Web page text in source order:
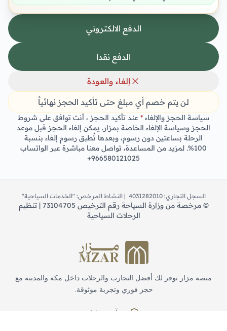
الدفع الالكتروني
الدفع نقدا
إلغاء والعودة
لن يتم خصم أي مبلغ حتى تأكيد الحجز نهائياً
سياسة الحجز والإلغاء * عند تأكيد الحجز ، أنت توافق على شروط
الحجز وسياسة الإلغاء الخاصة بمزار. يمكن إلغاء الحجز قبل موعد
الرحلة بساعتين دون رسوم، وبعدها تُطبق رسوم إلغاء بنسبة
100%. لمزيد من المساعدة، تواصل معنا مباشرة عبر الواتساب
+966580121025
منصة مزار توفر لك أفضل التجارب والرحلات داخل مكة والمدينة مع
حجز فوري وتجربة موثوقة.
حجز آمن وموثوق
©
مرخصة من وزارة السياحة رقم الترخيص 73104705 | تنظيم
الرحلات السياحية
السجل التجاري: 4031282010 | النشاط المرخص: "الخدمات السياحية"